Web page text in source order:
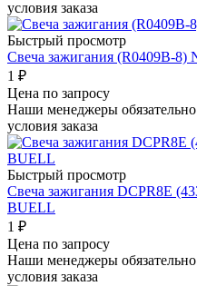
условия заказа
Быстрый просмотр
Свеча зажигания (R0409B-8)
1 ₽
Цена по запросу
Наши менеджеры
условия заказа
Быстрый просмотр
Свеча зажигания DCPR8E
BUELL
1 ₽
Цена по запросу
Наши менеджеры
условия заказа